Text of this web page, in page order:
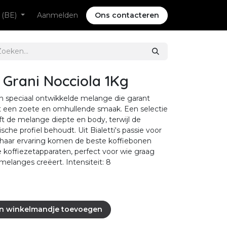
Aanmelden Ons contacteren
Nocciola 1Kg
speciaal ontwikkelde melange die garant
zoete en omhullende smaak. Een selectie
de melange diepte en body, terwijl de
profiel behoudt. Uit Bialetti's passie voor
ervaring komen de beste koffiebonen
perfect voor wie graag
creëert. Intensiteit: 8
winkelmandje toevoegen